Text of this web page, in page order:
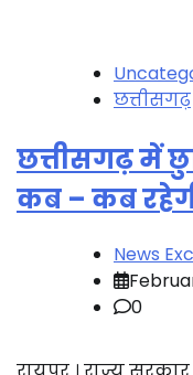
छत्तीसगढ़
छत्तीसगढ़ में
कब – कब
News
0